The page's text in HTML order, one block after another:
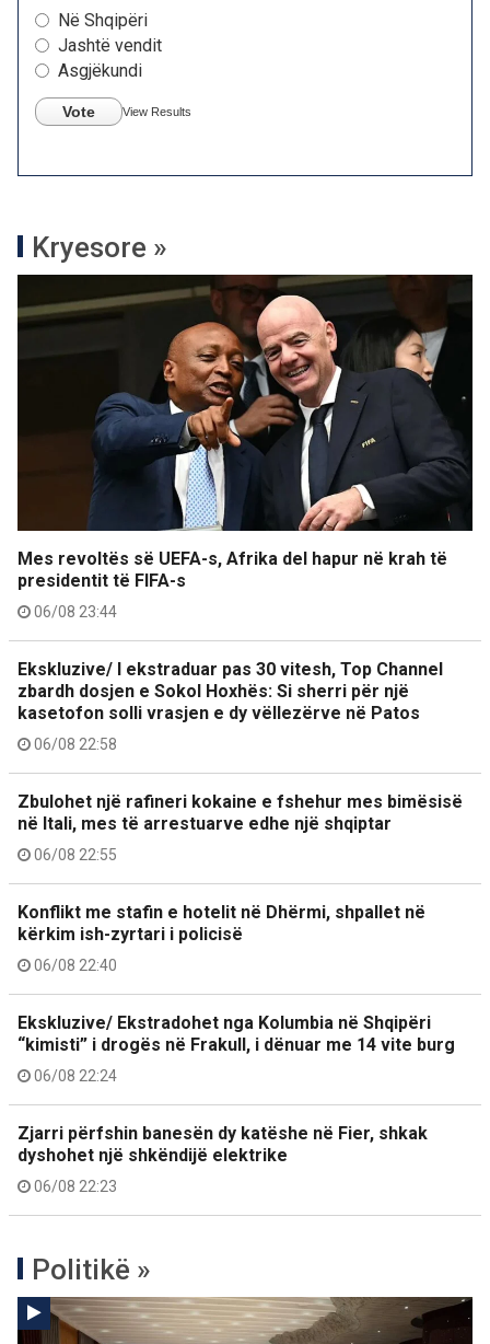
Në Shqipëri
Jashtë vendit
Asgjëkundi
Vote View Results
Kryesore »
Mes revoltës së UEFA-s, Afrika del hapur në krah të
presidentit të FIFA-s
06/08 23:44
Ekskluzive/ I ekstraduar pas 30 vitesh, Top Channel
zbardh dosjen e Sokol Hoxhës: Si sherri për një
kasetofon solli vrasjen e dy vëllezërve në Patos
06/08 22:58
Zbulohet një rafineri kokaine e fshehur mes bimësisë
në Itali, mes të arrestuarve edhe një shqiptar
06/08 22:55
Konflikt me stafin e hotelit në Dhërmi, shpallet në
kërkim ish-zyrtari i policisë
06/08 22:40
Ekskluzive/ Ekstradohet nga Kolumbia në Shqipëri
“kimisti” i drogës në Frakull, i dënuar me 14 vite burg
06/08 22:24
Zjarri përfshin banesën dy katëshe në Fier, shkak
dyshohet një shkëndijë elektrike
06/08 22:23
Politikë »